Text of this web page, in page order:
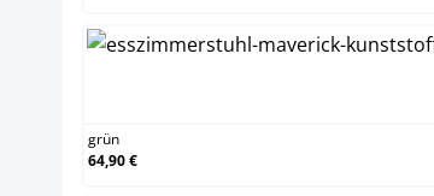
grün
64,90 €